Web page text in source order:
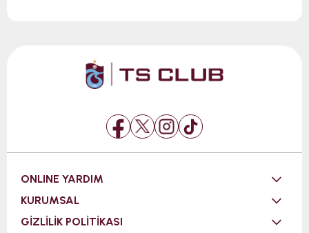
ONLINE YARDIM
KURUMSAL
GİZLİLİK POLİTİKASI